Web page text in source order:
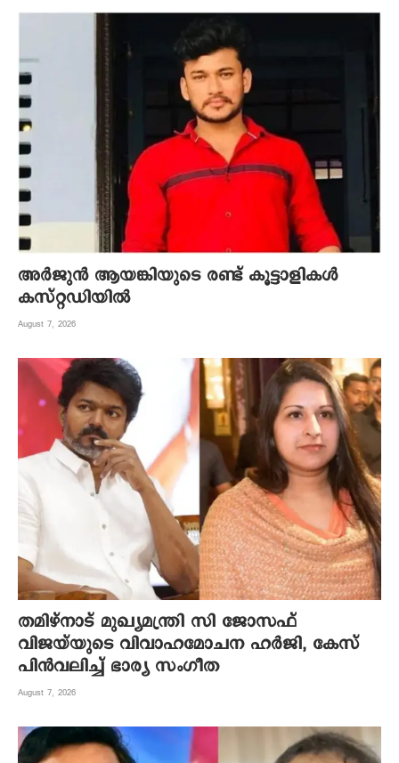
അര്‍ജുന്‍ ആയങ്കിയുടെ രണ്ട് കൂട്ടാളികള്‍
കസ്റ്റഡിയില്‍
August 7, 2026
തമിഴ്നാട് മുഖ്യമന്ത്രി സി ജോസഫ്
വിജയ്‌യുടെ വിവാഹമോചന ഹർജി, കേസ്
പിൻവലിച്ച് ഭാര്യ സംഗീത
August 7, 2026